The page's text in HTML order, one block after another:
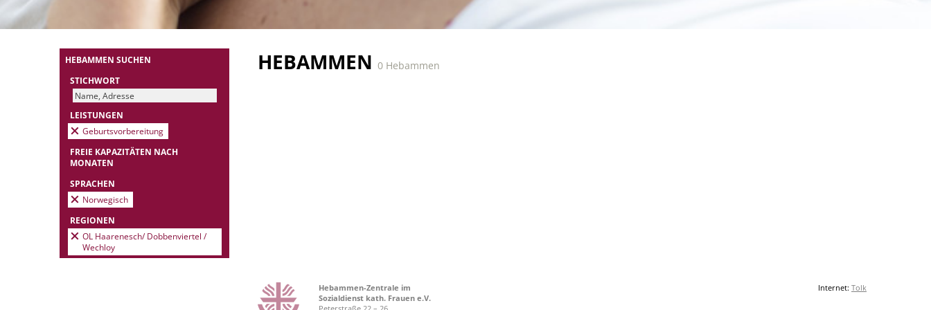
HEBAMMEN SUCHEN
STICHWORT
LEISTUNGEN
Geburtsvorbereitung
FREIE KAPAZITÄTEN NACH
MONATEN
SPRACHEN
Norwegisch
REGIONEN
OL Haarenesch/ Dobbenviertel /
Wechloy
HEBAMMEN 0 Hebammen
Internet: Tolk
Hebammen-Zentrale im
Sozialdienst kath. Frauen e.V.